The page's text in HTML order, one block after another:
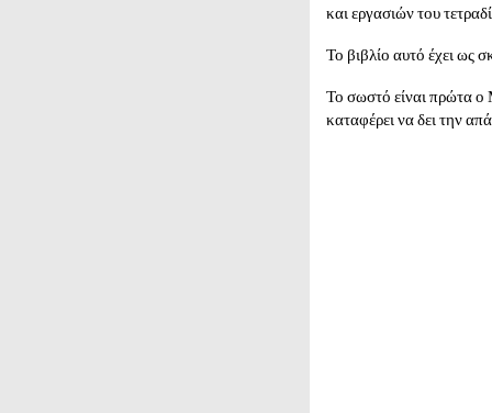
και εργασιών του
Το βιβλίο αυτό έχει ως
Το σωστό είναι πρώτα ο
καταφέρει να δει την